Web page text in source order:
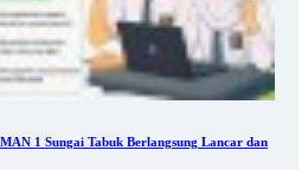
1 Sungai Tabuk Berlangsung Lancar dan